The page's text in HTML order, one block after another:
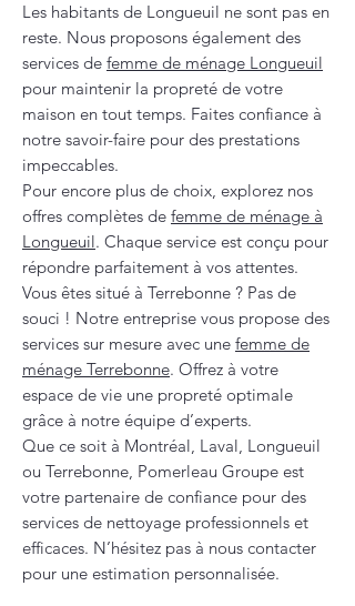
Les habitants de Longueuil ne sont pas en
reste. Nous proposons également des
services de femme de ménage Longueuil
pour maintenir la propreté de votre
maison en tout temps. Faites confiance à
notre savoir-faire pour des prestations
impeccables.
Pour encore plus de choix, explorez nos
offres complètes de femme de ménage à
Longueuil. Chaque service est conçu pour
répondre parfaitement à vos attentes.
Vous êtes situé à Terrebonne ? Pas de
souci ! Notre entreprise vous propose des
services sur mesure avec une femme de
ménage Terrebonne. Offrez à votre
espace de vie une propreté optimale
grâce à notre équipe d’experts.
Que ce soit à Montréal, Laval, Longueuil
ou Terrebonne, Pomerleau Groupe est
votre partenaire de confiance pour des
services de nettoyage professionnels et
efficaces. N’hésitez pas à nous contacter
pour une estimation personnalisée.